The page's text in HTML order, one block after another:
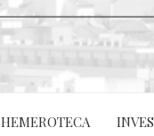
HEMEROTECA